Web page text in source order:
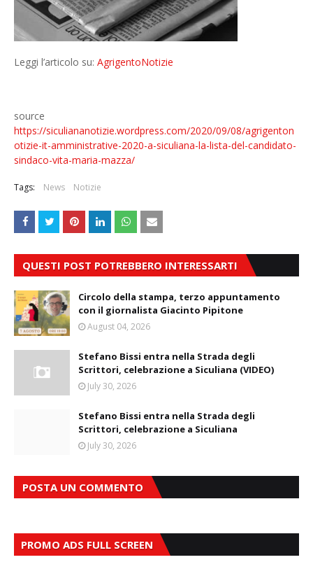
Leggi l’articolo su: AgrigentoNotizie
source
https://siculiananotizie.wordpress.com/2020/09/08/agrigenton
otizie-it-amministrative-2020-a-siculiana-la-lista-del-candidato-
sindaco-vita-maria-mazza/
Tags: News Notizie
QUESTI POST POTREBBERO INTERESSARTI
Circolo della stampa, terzo appuntamento
con il giornalista Giacinto Pipitone
August 04, 2026
Stefano Bissi entra nella Strada degli
Scrittori, celebrazione a Siculiana (VIDEO)
July 30, 2026
Stefano Bissi entra nella Strada degli
Scrittori, celebrazione a Siculiana
July 30, 2026
POSTA UN COMMENTO
PROMO ADS FULL SCREEN